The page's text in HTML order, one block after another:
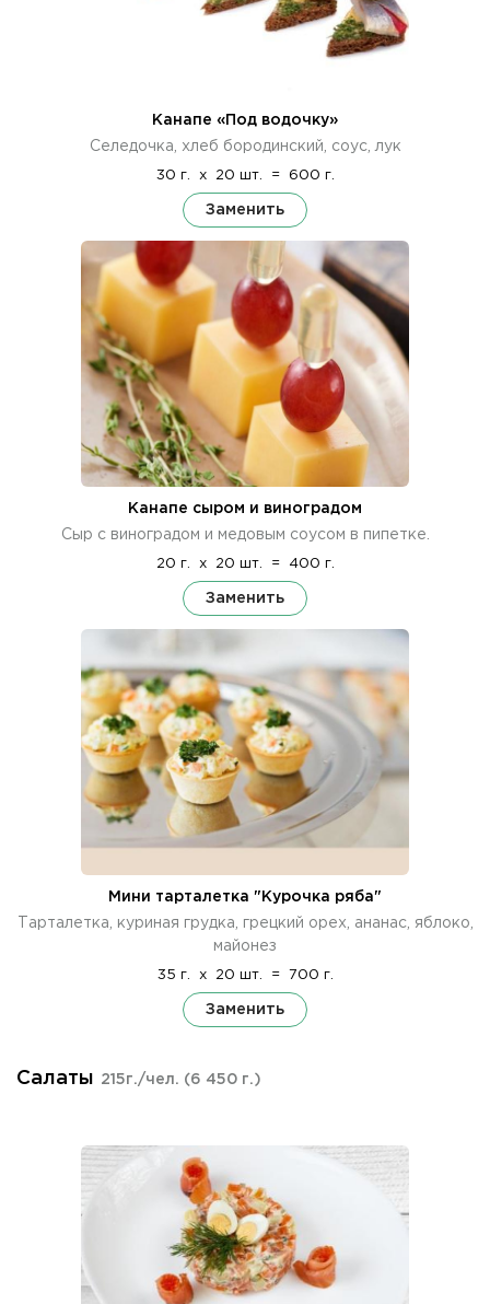
Канапе «Под водочку»
Селедочка, хлеб бородинский, соус, лук
30 г. x 20 шт. = 600 г.
Заменить
Канапе сыром и виноградом
Сыр с виноградом и медовым соусом в пипетке.
20 г. x 20 шт. = 400 г.
Заменить
Мини тарталетка "Курочка ряба"
Тарталетка, куриная грудка, грецкий орех, ананас, яблоко,
майонез
35 г. x 20 шт. = 700 г.
Заменить
Салаты 215г./чел. (6 450 г.)